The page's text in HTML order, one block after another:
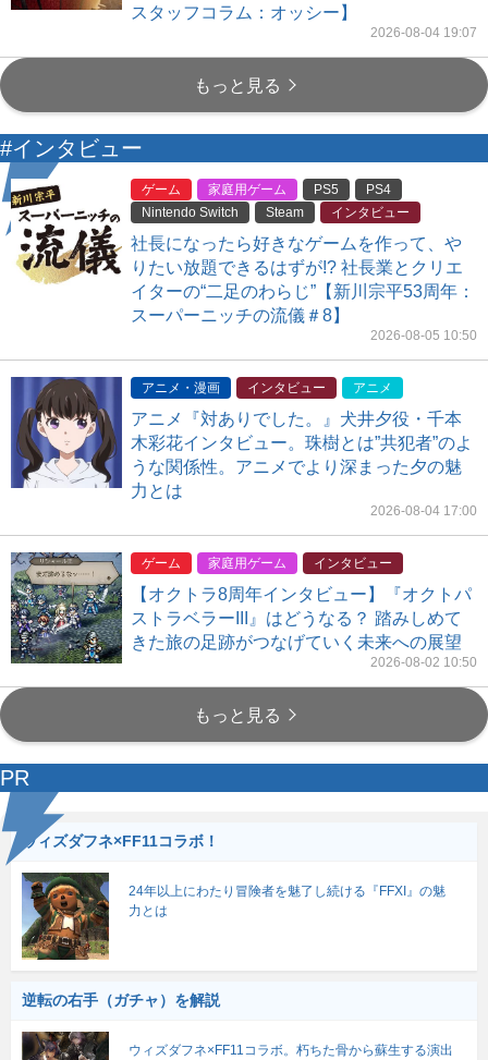
スタッフコラム：オッシー】
2026-08-04 19:07
もっと見る
#インタビュー
ゲーム 家庭用ゲーム PS5
PS4
Nintendo Switch
Steam インタビュー
社長になったら好きなゲームを作って、や
りたい放題できるはずが!? 社長業とクリエ
イターの“二足のわらじ”【新川宗平53周年：
スーパーニッチの流儀＃8】
2026-08-05 10:50
アニメ・漫画 インタビュー アニメ
アニメ『対ありでした。』犬井夕役・千本
木彩花インタビュー。珠樹とは”共犯者”のよ
うな関係性。アニメでより深まった夕の魅
力とは
2026-08-04 17:00
ゲーム 家庭用ゲーム インタビュー
【オクトラ8周年インタビュー】『オクトパ
ストラベラーIII』はどうなる？ 踏みしめて
きた旅の足跡がつなげていく未来への展望
2026-08-02 10:50
もっと見る
PR
ウィズダフネ×FF11コラボ！
24年以上にわたり冒険者を魅了し続ける『FFXI』の魅
力とは
逆転の右手（ガチャ）を解説
ウィズダフネ×FF11コラボ。朽ちた骨から蘇生する演出